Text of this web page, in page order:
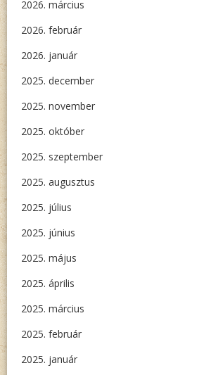
2026. március
2026. február
2026. január
2025. december
2025. november
2025. október
2025. szeptember
2025. augusztus
2025. július
2025. június
2025. május
2025. április
2025. március
2025. február
2025. január